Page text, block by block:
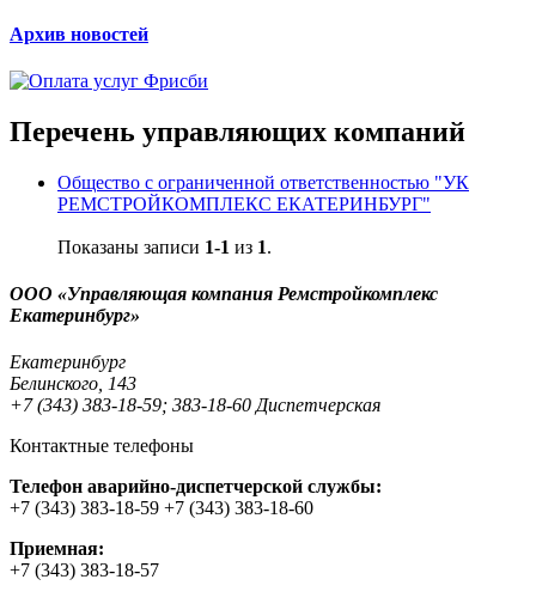
Архив новостей
Перечень управляющих компаний
Общество с ограниченной ответственностью "УК
РЕМСТРОЙКОМПЛЕКС ЕКАТЕРИНБУРГ"
Показаны записи 1-1 из 1.
ООО «Управляющая компания Ремстройкомплекс
Екатеринбург»
Екатеринбург
Белинского, 143
+7 (343) 383-18-59; 383-18-60 Диспетчерская
Контактные телефоны
Телефон аварийно-диспетчерской службы:
+7 (343) 383-18-59 +7 (343) 383-18-60
Приемная:
+7 (343) 383-18-57